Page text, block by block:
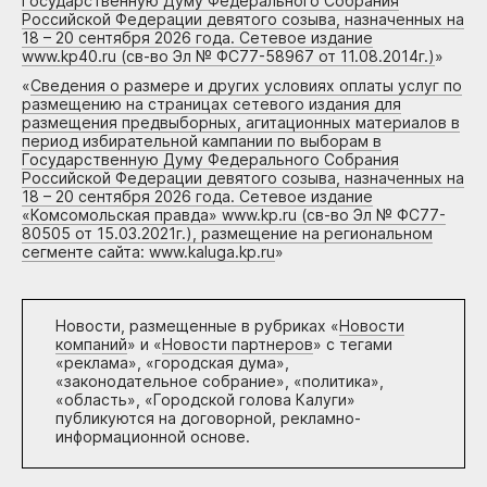
Российской Федерации девятого созыва, назначенных на
18 – 20 сентября 2026 года. Сетевое издание
www.kp40.ru (св-во Эл № ФС77-58967 от 11.08.2014г.)»
«Сведения о размере и других условиях оплаты услуг по
размещению на страницах сетевого издания для
размещения предвыборных, агитационных материалов в
период избирательной кампании по выборам в
Государственную Думу Федерального Собрания
Российской Федерации девятого созыва, назначенных на
18 – 20 сентября 2026 года. Сетевое издание
«Комсомольская правда» www.kp.ru (св-во Эл № ФС77-
80505 от 15.03.2021г.), размещение на региональном
сегменте сайта: www.kaluga.kp.ru»
Новости, размещенные в рубриках «Новости
компаний» и «Новости партнеров» с тегами
«реклама», «городская дума»,
«законодательное собрание», «политика»,
«область», «Городской голова Калуги»
публикуются на договорной, рекламно-
информационной основе.